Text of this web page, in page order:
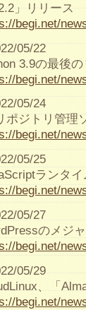
」リリース
begi.net/
05/22
3.9の最後
begi.net/
05/24
ポジトリ管理
begi.net/
05/25
ランタ
begi.net/
05/27
のメジ
begi.net/
05/29
、「
begi.net/